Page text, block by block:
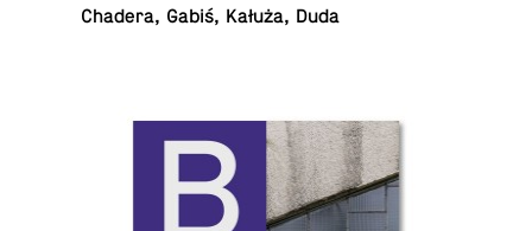
Chadera, Gabiś, Kałuża, Duda